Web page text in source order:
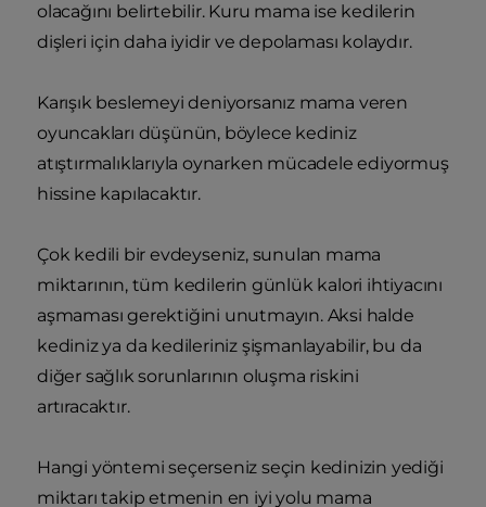
olacağını belirtebilir. Kuru mama ise kedilerin
dişleri için daha iyidir ve depolaması kolaydır.
Karışık beslemeyi deniyorsanız mama veren
oyuncakları düşünün, böylece kediniz
atıştırmalıklarıyla oynarken mücadele ediyormuş
hissine kapılacaktır.
Çok kedili bir evdeyseniz, sunulan mama
miktarının, tüm kedilerin günlük kalori ihtiyacını
aşmaması gerektiğini unutmayın. Aksi halde
kediniz ya da kedileriniz şişmanlayabilir, bu da
diğer sağlık sorunlarının oluşma riskini
artıracaktır.
Hangi yöntemi seçerseniz seçin kedinizin yediği
miktarı takip etmenin en iyi yolu mama